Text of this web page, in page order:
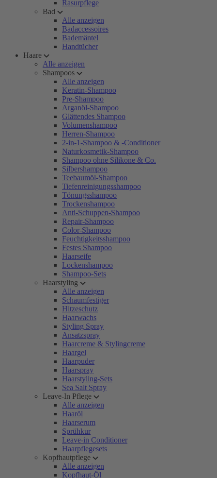
Rasurpflege
Bad
Alle anzeigen
Badaccessoires
Bademäntel
Handtücher
Haare
Alle anzeigen
Shampoos
Alle anzeigen
Keratin-Shampoo
Pre-Shampoo
Arganöl-Shampoo
Glättendes Shampoo
Volumenshampoo
Herren-Shampoo
2-in-1-Shampoo & -Conditioner
Naturkosmetik-Shampoo
Shampoo ohne Silikone & Co.
Silbershampoo
Teebaumöl-Shampoo
Tiefenreinigungsshampoo
Tönungsshampoo
Trockenshampoo
Anti-Schuppen-Shampoo
Repair-Shampoo
Color-Shampoo
Feuchtigkeitsshampoo
Festes Shampoo
Haarseife
Lockenshampoo
Shampoo-Sets
Haarstyling
Alle anzeigen
Schaumfestiger
Hitzeschutz
Haarwachs
Styling Spray
Ansatzspray
Haarcreme & Stylingcreme
Haargel
Haarpuder
Haarspray
Haarstyling-Sets
Sea Salt Spray
Leave-In Pflege
Alle anzeigen
Haaröl
Haarserum
Sprühkur
Leave-in Conditioner
Haarpflegesets
Kopfhautpflege
Alle anzeigen
Kopfhaut-Öl